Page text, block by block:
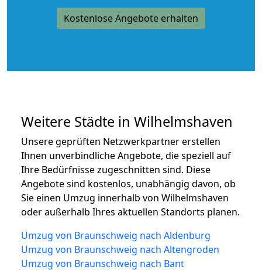
Kostenlose Angebote erhalten
Weitere Städte in Wilhelmshaven
Unsere geprüften Netzwerkpartner erstellen
Ihnen unverbindliche Angebote, die speziell auf
Ihre Bedürfnisse zugeschnitten sind. Diese
Angebote sind kostenlos, unabhängig davon, ob
Sie einen Umzug innerhalb von Wilhelmshaven
oder außerhalb Ihres aktuellen Standorts planen.
Umzug von Braunschweig nach Aldenburg
Umzug von Braunschweig nach Altengroden
Umzug von Braunschweig nach Bant